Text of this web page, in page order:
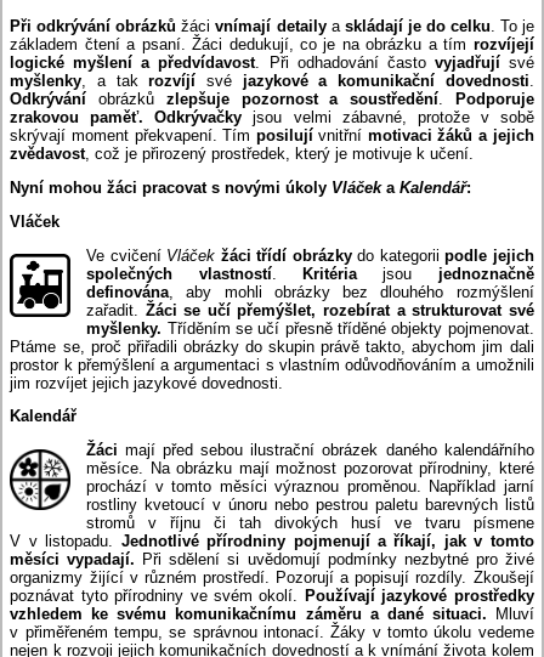
Při odkrývání obrázků žácivnímají detaily a skládají je do celku. To je
základem čtení a psaní. Žáci dedukují, co je na obrázku a tím rozvíjejí
logické myšlení a předvídavost. Při odhadování často vyjadřují své
myšlenky, a takrozvíjísvé jazykové a komunikační dovednosti.
Odkrýváníobrázků zlepšuje pozornost a soustředění.
Podporuje
zrakovou paměť.Odkrývačkyjsou velmi zábavné, protože v sobě
skrývají moment překvapení. Tím posilujívnitřní motivaci žáků a jejich
zvědavost, což je přirozený prostředek, který je motivuje k učení.
Nyní mohou žáci pracovat s novými úkoly VláčekaKalendář:
Vláček
Ve cvičení Vláček žáci třídí obrázkydo kategoriipodle jejich
společných vlastností. Kritériajsou jednoznačně
definována , aby mohli obrázky bez dlouhého rozmýšlení
zařadit. Žáci se učí přemýšlet, rozebírat a strukturovat své
myšlenky. Tříděním se učí přesně tříděné objekty pojmenovat.
Ptáme se, proč přiřadili obrázky do skupin právě takto, abychom jim dali
prostor k přemýšlení a argumentaci s vlastním odůvodňováním a umožnili
jim rozvíjet jejich jazykové dovednosti.
Kalendář
Žácimají před sebou ilustrační obrázek daného kalendářního
měsíce. Na obrázku mají možnost pozorovat přírodniny, které
prochází v tomto měsíci výraznou proměnou. Například jarní
rostliny kvetoucí v únoru nebo pestrou paletu barevných listů
stromů v říjnu či tah divokých husí ve tvaru písmene
V v listopadu. Jednotlivé přírodniny pojmenují a říkají, jak v tomto
měsíci vypadají. Při sdělení si uvědomují podmínky nezbytné pro živé
organizmy žijící v různém prostředí. Pozorují a popisují rozdíly. Zkoušejí
poznávat tyto přírodniny ve svém okolí. Používají jazykové prostředky
vzhledem ke svému komunikačnímu záměru a dané situaci. Mluví
v přiměřeném tempu, se správnou intonací. Žáky v tomto úkolu vedeme
nejen k rozvoji jejich komunikačních dovedností a k vnímání života kolem